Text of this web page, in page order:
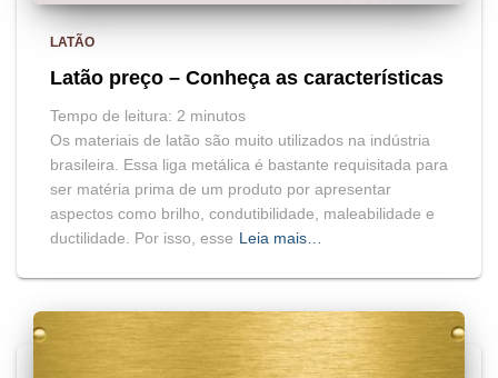
LATÃO
Latão preço – Conheça as características
Tempo de leitura: 2 minutos
Os materiais de latão são muito utilizados na indústria
brasileira. Essa liga metálica é bastante requisitada para
ser matéria prima de um produto por apresentar
aspectos como brilho, condutibilidade, maleabilidade e
ductilidade. Por isso, esse Leia mais…